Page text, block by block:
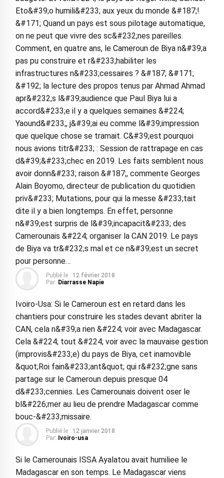
Eto&#39;o humili&#233; aux yeux du monde &#187;!
&#171; Quand un pays est sous pilotage automatique,
on ne peut que vivre des sc&#232;nes pareilles.
Comment, en quatre ans, le Cameroun de Biya n&#39;a
pas pu construire et r&#233;habiliter les
infrastructures n&#233;cessaires ? &#187; &#171;
&#192; la lecture des propos tenus par Ahmad Ahmad
apr&#232;s l&#39;audience que Paul Biya lui a
accord&#233;e il y a quelques semaines &#224;
Yaound&#233;, j&#39;ai eu comme l&#39;impression
que quelque chose se tramait. C&#39;est pourquoi
nous avions titr&#233; : Session de rattrapage en cas
d&#39;&#233;chec en 2019. Les faits semblent nous
avoir donn&#233; raison &#187;, commente Georges
Alain Boyomo, directeur de publication du quotidien
priv&#233; Mutations, pour qui la messe &#233;tait
dite il y a bien longtemps. En effet, personne
n&#39;est surpris de l&#39;incapacit&#233; des
Camerounais &#224; organiser la CAN 2019. Le pays
de Biya va tr&#232;s mal et ce n&#39;est un secret
pour personne…
Publié le : 12 février 2018
Par: Diarrasse Napie
Ivoiro-Usa: Si le Cameroun est en retard dans les
chantiers pour construire les stades devant abriter la
CAN, cela n&#39;a rien &#224; voir avec Madagascar.
Cela &#224; tout &#224; voir avec la mauvaise gestion
(improvis&#233;e) du pays de Biya, cet inamovible
&quot;Roi fain&#233;ant&quot; qui r&#232;gne sans
partage sur le Cameroun depuis presque 04
d&#233;cennies. Les Camerounais doivent oser le
bl&#226;mer au lieu de prendre Madagascar comme
bouc-&#233;missaire.
Publié le : 12 janvier 2018
Par: Ivoiro-usa
Si le Camerounais ISSA Ayalatou avait humiliee le
Madagascar en son temps. Le Madagascar viens